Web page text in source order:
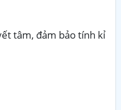
tâm, đảm bảo tính kỉ